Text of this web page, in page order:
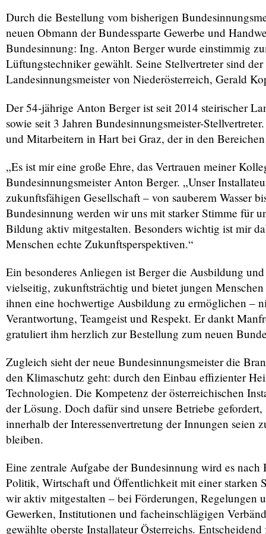
Durch die Bestellung vom bisherigen
neuen Obmann der Bundessparte Gewerbe und
Bundesinnung: Ing. Anton Berger wurde einstimmig
Lüftungstechniker gewählt. Seine Stellvertreter sind
Landesinnungsmeister von Niederösterreich, Gerald
Der 54-jährige Anton Berger ist seit 2014 steirischer
sowie seit 3 Jahren Bundesinnungsmeister-
und Mitarbeitern in Hart bei Graz, der in den
„Es ist mir eine große Ehre, das Vertrauen meiner
Bundesinnungsmeister Anton Berger. „Unser
zukunftsfähigen Gesellschaft – von sauberem Wasser
Bundesinnung werden wir uns mit starker Stimme für
Bildung aktiv mitgestalten. Besonders wichtig ist mir
Menschen echte Zukunftsperspektiven.“
Ein besonderes Anliegen ist Berger die Ausbildung
vielseitig, zukunftsträchtig und bietet jungen
ihnen eine hochwertige Ausbildung zu ermöglichen –
Verantwortung, Teamgeist und Respekt. Er dankt
gratuliert ihm herzlich zur Bestellung zum neuen
Zugleich sieht der neue Bundesinnungsmeister die
den Klimaschutz geht: durch den Einbau effizienter
Technologien. Die Kompetenz der österreichischen
der Lösung. Doch dafür sind unsere Betriebe
innerhalb der Interessenvertretung der Innungen seien
bleiben.
Eine zentrale Aufgabe der Bundesinnung wird es nach
Politik, Wirtschaft und Öffentlichkeit mit einer starken
wir aktiv mitgestalten – bei Förderungen, Regelungen
Gewerken, Institutionen und facheinschlägigen
gewählte oberste Installateur Österreichs.